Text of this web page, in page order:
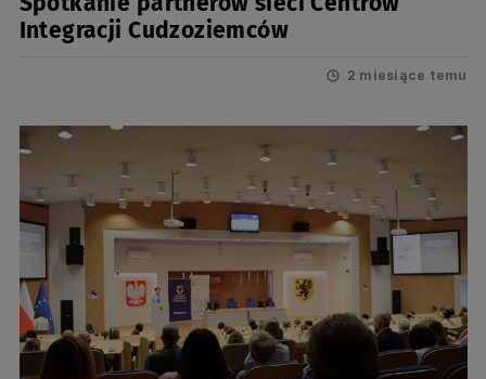
Integracji Cudzoziemców
2 miesiące temu